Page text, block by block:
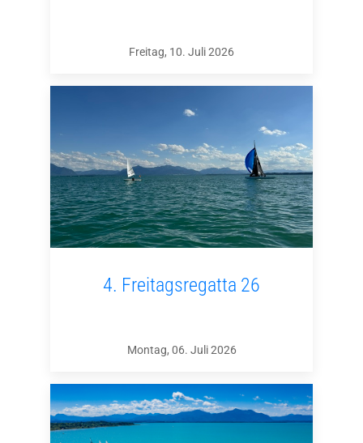
Freitag, 10. Juli 2026
4. Freitagsregatta 26
Montag, 06. Juli 2026